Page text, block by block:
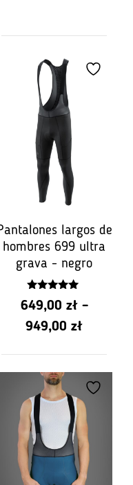
precios:
PLN
largos de
hombres 699 ultra
grava - negro
5.00
z 5
649,00 zł –
949,00 złRango
de
PLN
649.00
a
PLN